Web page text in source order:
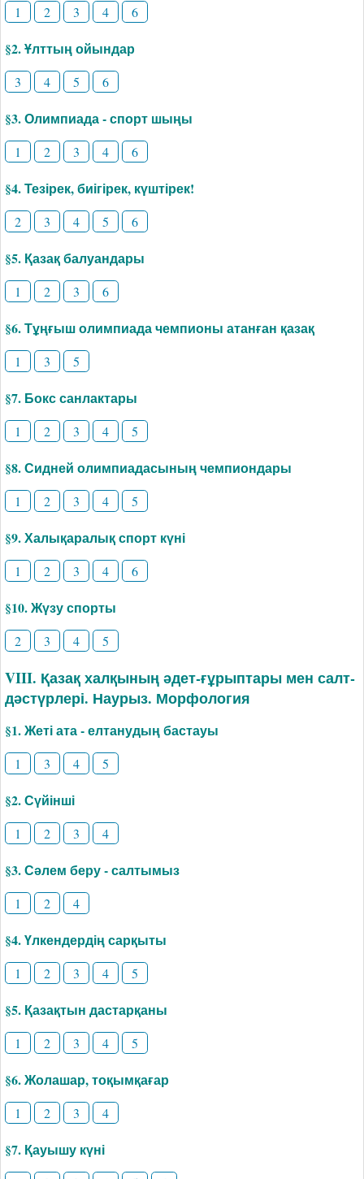
1 2 3 4 6
§2. Ұлттың ойындар
3 4 5 6
§3. Олимпиада - спорт шыңы
1 2 3 4 6
§4. Тезірек, биігірек, күштірек!
2 3 4 5 6
§5. Қазақ балуандары
1 2 3 6
§6. Тұңғыш олимпиада чемпионы атанған қазақ
1 3 5
§7. Бокс санлактары
1 2 3 4 5
§8. Сидней олимпиадасының чемпиондары
1 2 3 4 5
§9. Халықаралық спорт күні
1 2 3 4 6
§10. Жүзу спорты
2 3 4 5
VIII. Қазақ халқының әдет-ғұрыптары мен салт-
дәстүрлері. Наурыз. Морфология
§1. Жеті ата - елтанудың бастауы
1 3 4 5
§2. Сүйінші
1 2 3 4
§3. Сәлем беру - салтымыз
1 2 4
§4. Үлкендердің сарқыты
1 2 3 4 5
§5. Қазақтын дастарқаны
1 2 3 4 5
§6. Жолашар, тоқымқағар
1 2 3 4
§7. Қауышу күні